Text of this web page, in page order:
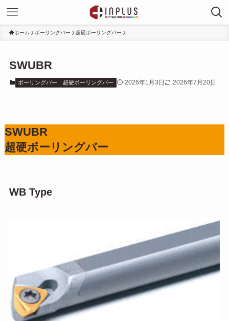
ホーム ボーリングバー 超硬ボーリングバー
SWUBR
ボーリングバー 超硬ボーリングバー 2026年1月3日 2026年7月20日
SWUBR
超硬ボーリングバー
WB Type